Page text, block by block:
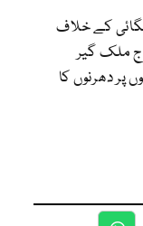
کے خلاف
ملک گیر
پر دھرنوں کا